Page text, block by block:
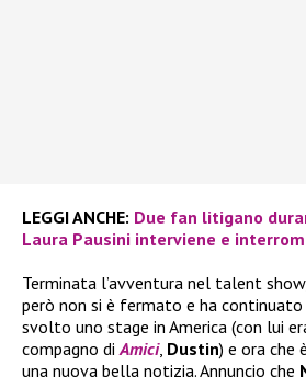
LEGGI ANCHE: Due fan litigano
Laura Pausini interviene e
Terminata l’avventura nel talent
però non si è fermato e ha continuato
svolto uno stage in America (con lui
compagno diAmici, Dustin) e ora che
una nuova bella notizia. Annuncio che